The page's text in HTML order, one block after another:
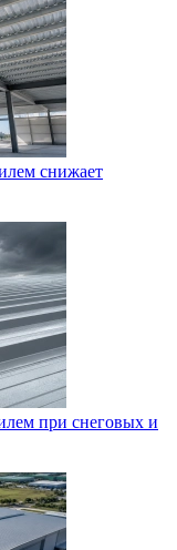
снижает
при снеговых и